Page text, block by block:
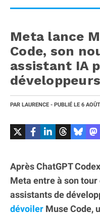
Meta lance
Code, son
assistant IA
développeurs
PAR LAURENCE - PUBLIÉ LE 6
Après ChatGPT
Meta entre à son
assistants de
dévoiler Muse Code,